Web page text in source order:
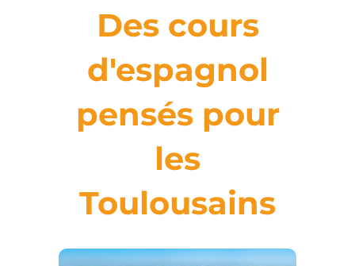
Des cours
d'espagnol
pensés pour
les
Toulousains